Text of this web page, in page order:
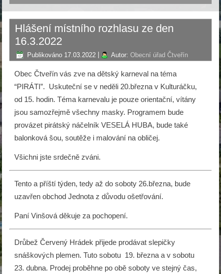
Hlášení místního rozhlasu ze den
16.3.2022
Publikováno 17.03.2022 Autor: Obecní úřad Čtveřín
Obec Čtveřín vás zve na dětský karneval na téma
“PIRÁTI”. Uskuteční se v neděli 20.března v Kulturáčku,
od 15. hodin. Téma karnevalu je pouze orientační, vítány
jsou samozřejmě všechny masky. Programem bude
provázet pirátský náčelník VESELÁ HUBA, bude také
balonková šou, soutěže i malování na obličej.
Všichni jste srdečně zváni.
Tento a příští týden, tedy až do soboty 26.března, bude
uzavřen obchod Jednota z důvodu ošetřování.
Paní Vinšová děkuje za pochopení.
Drůbež Červený Hrádek přijede prodávat slepičky
snáškových plemen. Tuto sobotu 19. března a v sobotu
23. dubna. Prodej proběhne po obě soboty ve stejný čas,